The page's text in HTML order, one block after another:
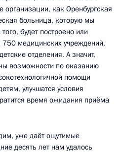
как Оренбургская
больница, которую мы
будет построено или
медицинских учреждений,
отделения. А значит,
возможности по оказанию
помощи
улучшатся условия
время ожидания приёма
уже даёт ощутимые
десять лет нам удалось